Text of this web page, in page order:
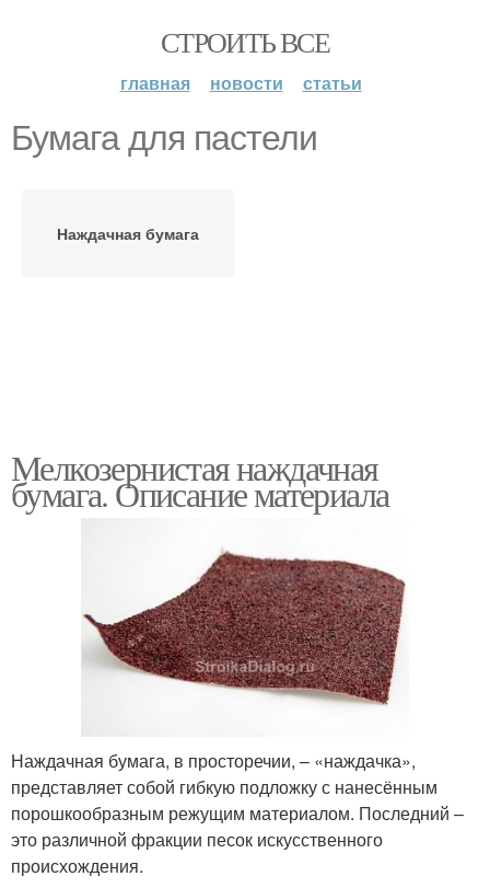
СТРОИТЬ ВСЕ
главная новости статьи
Бумага для пастели
Наждачная бумага
Мелкозернистая наждачная
бумага. Описание материала
Наждачная бумага, в просторечии, – «наждачка»,
представляет собой гибкую подложку с нанесённым
порошкообразным режущим материалом. Последний –
это различной фракции песок искусственного
происхождения.